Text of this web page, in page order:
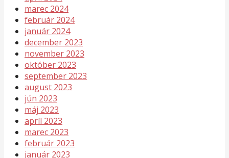
marec 2024
február 2024
január 2024
december 2023
november 2023
október 2023
september 2023
august 2023
jún 2023
máj 2023
apríl 2023
marec 2023
február 2023
január 2023